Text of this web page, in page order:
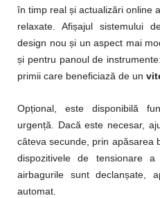
în timp real și actualizări online
relaxate. Afișajul sistemului
design nou și un aspect mai
și pentru panoul de
primii care beneficiază de un
Opțional, este disponibilă
urgență. Dacă este necesar,
câteva secunde, prin apăsarea
dispozitivele de tensionare
airbagurile sunt declanșate,
automat.